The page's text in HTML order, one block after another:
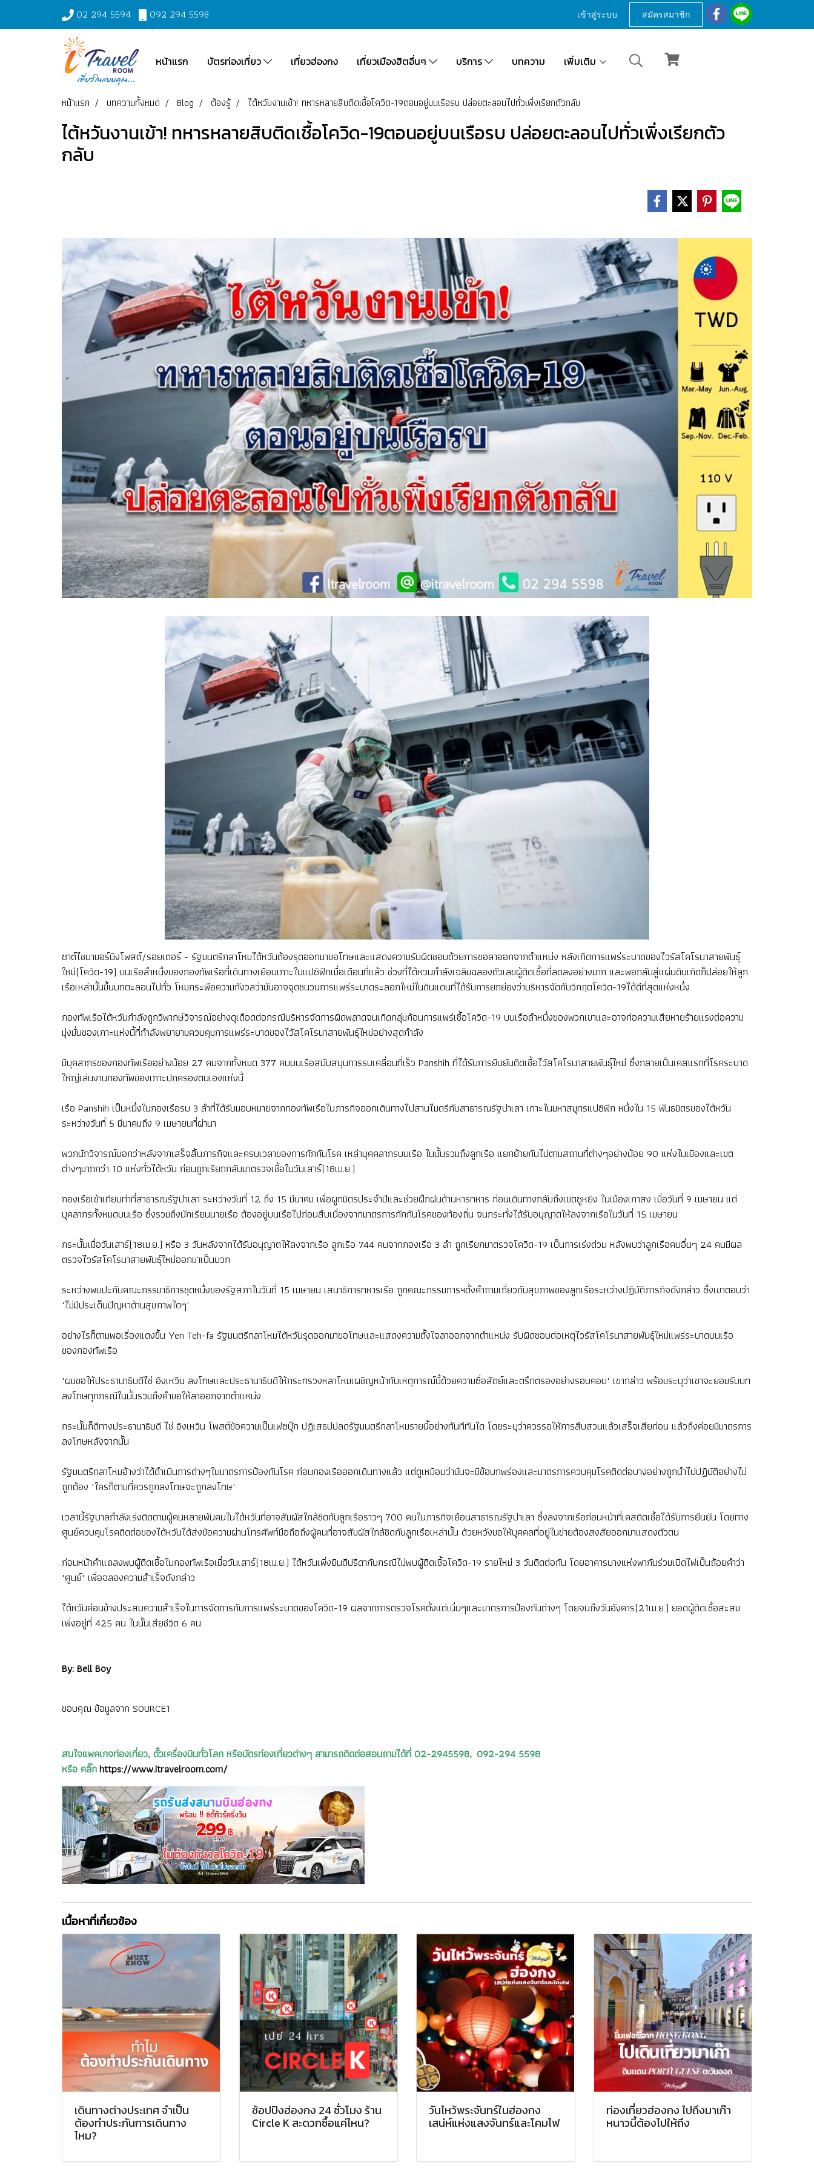
02 294 5594 092 294 5598 เข้าสู่ระบบ สมัครสมาชิก
หน้าแรก บัตรท่องเที่ยว เที่ยวฮ่องกง เที่ยวเมืองฮิตอื่นๆ บริการ บทความ เพิ่มเติม
หน้าแรก บทความทั้งหมด Blog ต้องรู้ ไต้หวันงานเข้า! ทหารหลายสิบติดเชื้อโควิด-19ตอนอยู่บนเรือรบ ปล่อยตะลอนไปทั่วเพิ่งเรียกตัวกลับ
ไต้หวันงานเข้า! ทหารหลายสิบติดเชื้อโควิด-19ตอนอยู่บนเรือรบ ปล่อยตะลอนไปทั่วเพิ่งเรียกตัว
กลับ
ซาต์ไชนามอร์นิงโพสต์/รอยเตอร์ - รัฐมนตรีกลาโหมไต้หวันต้องรุดออกมาขอโทษและแสดงความรับผิดชอบด้วยการขอลาออกจากตำแหน่ง หลังเกิดการแพร่ระบาดของไวรัสโคโรนาสายพันธุ์
ใหม่(โควิด-19) บนเรือลำหนึ่งของกองทัพเรือที่เดินทางเยือนเกาะในแปซิฟิกเมื่อเดือนที่แล้ว ช่วงที่ไต้หวนกำลังเฉลิมฉลองตัวเลขผู้ติดเชื้อที่ลดลงอย่างมาก และพอกลับสู่แผ่นดินเกิดก็ปล่อยให้ลูก
เรือเหล่านั้นขึ้นบกตะลอนไปทั่ว โหมกระพือความกังวลว่ามันอาจจุดชนวนการแพร่ระบาดระลอกใหม่ในดินแดนที่ได้รับการยกย่องว่าบริหารจัดกับวิกฤตโควิด-19ได้ดีที่สุดแห่งหนึ่ง
กองทัพเรือไต้หวันกำลังถูกวิพากษ์วิจารณ์อย่างดุเดือดต่อกรณีบริหารจัดการผิดพลาดจนเกิดกลุ่มก้อนการแพร่เชื้อโควิด-19 บนเรือลำหนึ่งของพวกเขาและอาจก่อความเสียหายร้ายแรงต่อความ
มุ่งมั่นของเกาะแห่งนี้ที่กำลังพยายามควบคุมการแพร่ระบาดของไวัสโคโรนาสายพันธุ์ใหม่อย่างสุดกำลัง
มีบุคลากรของกองทัพเรืออย่างน้อย 27 คนจากทั้งหมด 377 คนบนเรือสนับสนุนการรบเคลื่อนที่เร็ว Panshih ที่ได้รับการยืนยันติดเชื้อไวัสโคโรนาสายพันธุ์ใหม่ ซึ่งกลายเป็นเคสแรกที่โรคระบาด
ใหญ่เล่นงานกองทัพของเกาะปกครองตนเองแห่งนี้
เรือ Panshih เป็นหนึ่งในกองเรือรบ 3 ลำที่ได้รับมอบหมายจากกองทัพเรือในภารกิจออกเดินทางไปสานไมตรีกับสาธารณรัฐปาเลา เกาะในมหาสมุทรแปซิฟิก หนึ่งใน 15 พันธมิตรของไต้หวัน
ระหว่างวันที่ 5 มีนาคมถึง 9 เมษายนที่ผ่านา
พวกนักวิจารณ์บอกว่าหลังจากเสร็จสิ้นภารกิจและครบเวลาของการกักกันโรค เหล่าบุคคลากรบนเรือ ในนั้นรวมถึงลูกเรือ แยกย้ายกันไปตามสถานที่ต่างๆอย่างน้อย 90 แห่งในเมืองและเขต
ต่างๆมากกว่า 10 แห่งทั่วไต้หวัน ก่อนถูกเรียกกลับมาตรวจเชื้อในวันเสาร์(18เม.ย.)
กองเรือเข้าเทียบท่าที่สาธารณรัฐปาเลา ระหว่างวันที่ 12 ถึง 15 มีนาคม เพื่อผูกมิตรประจำปีและช่วยฝึกฝนด้านหารทหาร ก่อนเดินทางกลับถึงเขตซูหยิง ในเมืองเกาสง เมื่อวันที่ 9 เมษายน แต่
บุคลากรทั้งหมดบนเรือ ซึ่งรวมถึงนักเรียนนายเรือ ต้องอยู่บนเรือไปก่อนสืบเนื่องจากมาตรการกักกันโรคของท้องถิ่น จนกระทั่งได้รับอนุญาตให้ลงจากเรือในวันที่ 15 เมษายน
กระนั้นเมื่อวันเสาร์(18เม.ย.) หรือ 3 วันหลังจากได้รับอนุญาตให้ลงจากเรือ ลูกเรือ 744 คนจากกองเรือ 3 ลำ ถูกเรียกมาตรวจโควิด-19 เป็นการเร่งด่วน หลังพบว่าลูกเรือคนอื่นๆ 24 คนมีผล
ตรวจไวรัสโคโรนาสายพันธุ์ใหม่ออกมาเป็นบวก
ระหว่างพบปะกับคณะกรรมาธิการชุดหนึ่งของรัฐสภาในวันที่ 15 เมษายน เสนาธิการทหารเรือ ถูกคณะกรรมการฯตั้งคำถามเกี่ยวกับสุขภาพของลูกเรือระหว่างปฏิบัติภารกิจดังกล่าว ซึ่งเขาตอบว่า
"ไม่มีประเด็นปัญหาด้านสุขภาพใดๆ"
อย่างไรก็ตามพอเรื่องแดงขึ้น Yen Teh-fa รัฐมนตรีกลาโหมไต้หวันรุดออกมาขอโทษและแสดงความตั้งใจลาออกจากตำแหน่ง รับผิดชอบต่อเหตุไวรัสโคโรนาสายพันธุ์ใหม่แพร่ระบาดบนเรือ
ของกองทัพเรือ
"ผมขอให้ประธานาธิบดีไช่ อิงเหวิน ลงโทษและประธานาธิบดีให้กระทรวงหลาโหมเผชิญหน้ากับเหตุการณ์นี้ด้วยความซื่อสัตย์และตรึกตรองอย่างรอบคอบ" เขากล่าว พร้อมระบุว่าเขาจะยอมรับบท
ลงโทษทุกกรณีในนั้นรวมถึงคำขอให้ลาออกจากตำแหน่ง
กระนั้นก็ดีทางประธานาธิบดี ไช่ อิงเหวิน โพสต์ข้อความเป็นเฟซบุ๊ก ปฏิเสธปปลดรัฐมนตรีกลาโหมรายนี้อย่างทันทีทันใด โดยระบุว่าควรรอให้การสืบสวนแล้วเสร็จเสียก่อน แล้วถึงค่อยมีมาตรการ
ลงโทษหลังจากนั้น
รัฐมนตรีกลาโหมอ้างว่าได้ดำเนินการต่างๆในมาตรการป้องกันโรค ก่อนกองเรือออกเดินทางแล้ว แต่ดูเหมือนว่ามันจะมีข้อบกพร่องและมาตรการควบคุมโรคติดต่อบางอย่างถูกนำไปปฏิบัติอย่างไม่
ถูกต้อง "ใครก็ตามที่ควรถูกลงโทษจะถูกลงโทษ"
เวลานี้รัฐบาลกำลังเร่งติดตามผู้คนหลายพันคนในไต้หวันที่อาจสัมผัสใกล้ชิดกับลูกเรือราวๆ 700 คนในภารกิจเยือนสาธารณรัฐปาเลา ซึ่งลงจากเรือก่อนหน้าที่เคสติดเชื้อได้รับการยืนยัน โดยทาง
ศูนย์ควบคุมโรคติดต่อของไต้หวันได้ส่งข้อความผ่านโทรศัพท์มือถือถึงผู้คนที่อาจสัมผัสใกล้ชิดกับลูกเรือเหล่านั้น ด้วยหวังขอให้บุคคลที่อยู่ในข่ายต้องสงสัยออกมาแสดงตัวตน
ก่อนหน้าคำแถลงพบผู้ติดเชื้อในกองทัพเรือเมื่อวันเสาร์(18เม.ย.) ไต้หวันเพิ่งยินดีปรีดากับกรณีไม่พบผู้ติดเชื้อโควิด-19 รายใหม่ 3 วันติดต่อกัน โดยอาคารบางแห่งพากันร่วมเปิดไฟเป็นถ้อยคำว่า
"ศูนย์" เพื่อฉลองความสำเร็จดังกล่าว
ไต้หวันค่อนข้างประสบความสำเร็จในการจัดการกับการแพร่ระบาดของโควิด-19 ผลจากการตรวจโรคตั้งแต่เนิ่นๆและมาตรการป้องกันต่างๆ โดยจนถึงวันอังคาร(21เม.ย.) ยอดผู้ติดเชื้อสะสม
เพิ่งอยู่ที่ 425 คน ในนั้นเสียชีวิต 6 คน
By: Bell Boy
ขอบคุณ ข้อมูลจาก SOURCE1
สนใจแพคเกจท่องเที่ยว, ตั๋วเครื่องบินทั่วโลก หรือบัตรท่องเที่ยวต่างๆ สามารถติดต่อสอบถามได้ที่ 02-2945598, 092-294 5598
หรือ คลิ๊กhttps://www.itravelroom.com/
เนื้อหาที่เกี่ยวข้อง
เดินทางต่างประเทศ จำเป็น
ต้องทำประกันการเดินทาง
ไหม?
ช้อปปิงฮ่องกง 24 ชั่วโมง ร้าน
Circle K สะดวกซื้อแค่ไหน?
วันไหว้พระจันทร์ในฮ่องกง
เสน่ห์แห่งแสงจันทร์และโคมไฟ
ท่องเที่ยวฮ่องกง ไปถึงมาเก๊า
หนาวนี้ต้องไปให้ถึง